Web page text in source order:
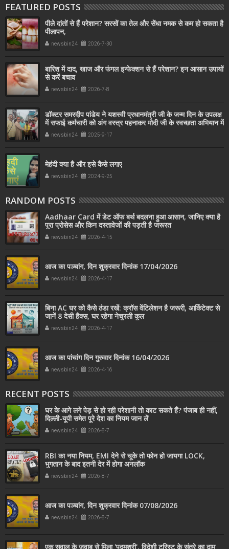
FEATURED POSTS
पीले दांतों से हैं परेशान? सरसों का तेल और सेंधा नमक से कम हो सकता है
पीलापन,
newsbin24 2026-7-30
बारिश में दाद, खाज और फंगल इन्फेक्शन से हैं परेशान? इन आसान उपायों
से करें बचाव
newsbin24 2026-7-8
डॉक्टर समरदीप पांडेय ने यशस्वी प्रधानमंत्री जी के जन्म दिन के उपलक्ष
में सफाई कर्मचारी को अंग वस्त्र पहनाकर मोदी जी के स्वच्छता अभियान में
सहयोग किया
newsbin24 2025-9-17
मेहंदी क्या है और इसे कैसे लगाए
newsbin24 2024-9-25
RANDOM POSTS
Aadhaar Card में डेट ऑफ बर्थ बदलना हुआ आसान, जानिए क्या है
पूरा प्रोसेस और किन दस्तावेजों की पड़ती है जरूरत
newsbin24 2026-4-15
आज का पञ्चांग, दिन शुक्रवार दिनांक 17/04/2026
newsbin24 2026-4-17
बिना AC घर को कैसे ठंडा रखें: क्रॉस वेंटिलेशन है जरूरी, आर्किटेक्ट से
जानें 8 देसी हैक्स, घर रहेगा नेचुरली कूल
newsbin24 2026-4-17
आज का पांचांग दिन गुरुवार दिनांक 16/04/2026
newsbin24 2026-4-16
RECENT POSTS
घर के आगे लगे पेड़ से हो रही परेशानी तो काट सकते हैं? पंजाब ही नहीं,
दिल्‍ली-यूपी समेत पूरे देश का नियम जान लें
newsbin24 2026-8-7
RBI का नया नियम, EMI देने से चूके तो फोन हो जायगा LOCK,
भुगतान के बाद इतनी देर में होगा अनलॉक
newsbin24 2026-8-7
आज का पञ्चांग, दिन शुक्रवार दिनांक 07/08/2026
newsbin24 2026-8-7
एक सवाल के जवाब से मिला 'पद्मश्री', विदेशी टूरिस्ट के संतरे का दाम